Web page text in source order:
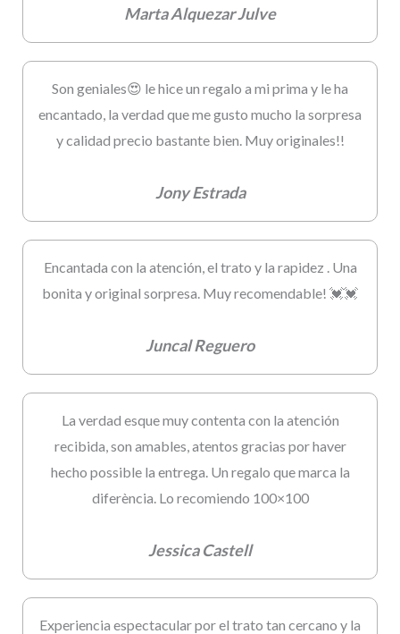
Marta Alquezar Julve
Son geniales😍 le hice un regalo a mi prima y le ha
encantado, la verdad que me gusto mucho la sorpresa
y calidad precio bastante bien. Muy originales!!
Jony Estrada
Encantada con la atención, el trato y la rapidez . Una
bonita y original sorpresa. Muy recomendable! 💓💓
Juncal Reguero
La verdad esque muy contenta con la atención
recibida, son amables, atentos gracias por haver
hecho possible la entrega. Un regalo que marca la
diferència. Lo recomiendo 100×100
Jessica Castell
Experiencia espectacular por el trato tan cercano y la